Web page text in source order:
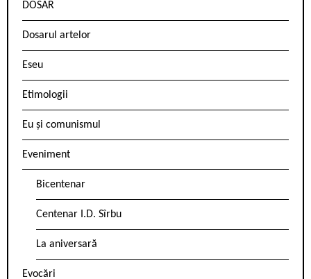
DOSAR
Dosarul artelor
Eseu
Etimologii
Eu și comunismul
Eveniment
Bicentenar
Centenar I.D. Sîrbu
La aniversară
Evocări